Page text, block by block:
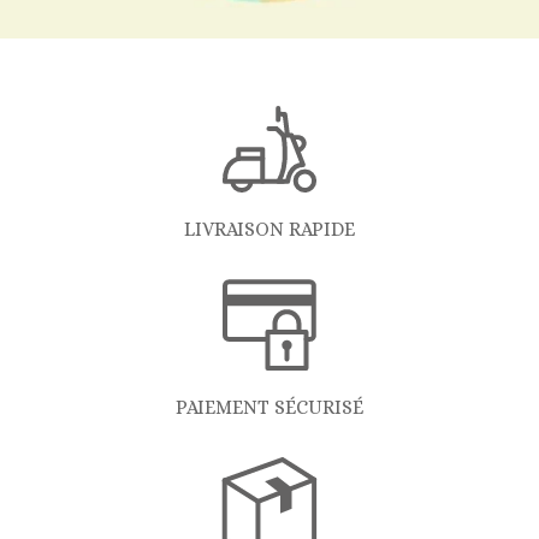
LIVRAISON RAPIDE
PAIEMENT SÉCURISÉ